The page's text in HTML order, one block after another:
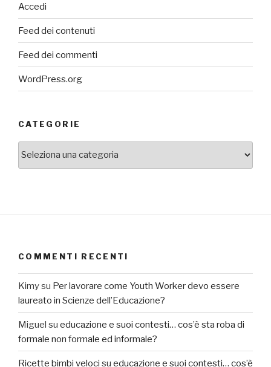
Accedi
Feed dei contenuti
Feed dei commenti
WordPress.org
CATEGORIE
categorie
COMMENTI RECENTI
Kimysu Per lavorare come Youth Worker devo essere
laureato in Scienze dell’Educazione?
Miguel su educazione e suoi contesti… cos’è sta roba di
formale non formale ed informale?
Ricette bimbi veloci su educazione e suoi contesti… cos’è